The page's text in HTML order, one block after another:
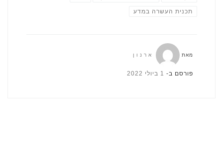
תכנית העשרה במדע
מאת ארנון
פורסם ב- 1 ביולי 2022